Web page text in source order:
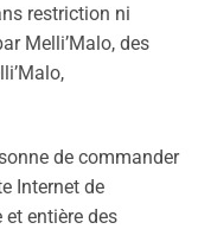
restriction ni
Melli’Malo, des
de commander
Internet de
entière des